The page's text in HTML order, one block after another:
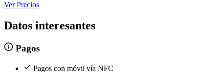
Ver Precios
Datos interesantes
Pagos
Pagos con móvil vía NFC